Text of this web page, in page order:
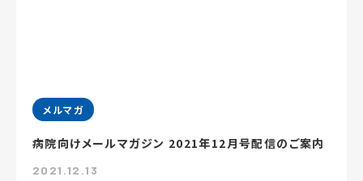
メルマガ
病院向けメールマガジン 2021年12月号配信のご案内
2021.12.13